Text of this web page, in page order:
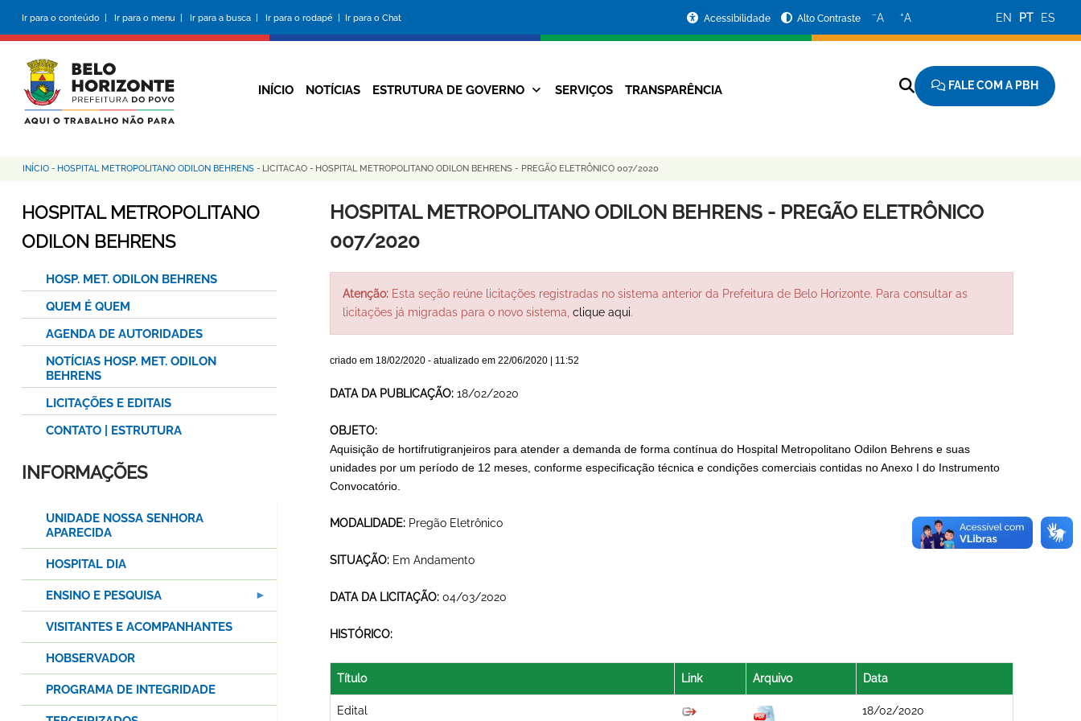
conteúdo
principal
Ir para o conteúdo | Ir para o menu | Ir para a busca | Ir para o rodapé | Ir para o Chat
da
Prefeitura
Acessibilidade Alto Contraste −A +A EN PT ES
Navegação
INÍCIO NOTÍCIAS ESTRUTURA DE GOVERNO SERVIÇOS TRANSPARÊNCIA FALE COM A PBH
Trilha
de
navegação
INÍCIO - HOSPITAL METROPOLITANO ODILON BEHRENS - LICITACAO - HOSPITAL METROPOLITANO ODILON BEHRENS - PREGÃO ELETRÔNICO 007/2020
HOSPITAL METROPOLITANO ODILON BEHRENS - PREGÃO ELETRÔNICO
007/2020
Atenção:Esta seção reúne licitações registradas no sistema anterior da Prefeitura de Belo Horizonte. Para consultar as
licitações já migradas para o novo sistema, clique aqui.
criado em 18/02/2020- atualizado em 22/06/2020 | 11:52
DATA DA PUBLICAÇÃO: 18/02/2020
OBJETO:
Aquisição de hortifrutigranjeiros para atender a demanda de forma contínua do Hospital Metropolitano Odilon Behrens e suas
unidades por um período de 12 meses, conforme especificação técnica e condições comerciais contidas no Anexo I do Instrumento
Convocatório.
MODALIDADE: Pregão Eletrônico
SITUAÇÃO: Em Andamento
DATA DA LICITAÇÃO: 04/03/2020
HISTÓRICO:
Título Link Arquivo Data
Edital 18/02/2020
HOSPITAL METROPOLITANO
ODILON BEHRENS
HOSP. MET. ODILON BEHRENS
QUEM É QUEM
AGENDA DE AUTORIDADES
NOTÍCIAS HOSP. MET. ODILON
BEHRENS
LICITAÇÕES E EDITAIS
CONTATO | ESTRUTURA
INFORMAÇÕES
UNIDADE NOSSA SENHORA
APARECIDA
HOSPITAL DIA
ENSINO E PESQUISA
VISITANTES E ACOMPANHANTES
HOBSERVADOR
PROGRAMA DE INTEGRIDADE